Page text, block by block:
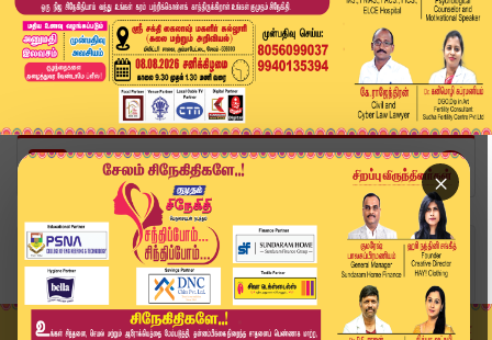
×
Home
வீடியோ ஸ்டோரி
ஆரஞ்சு அலர்ட் எச்சரிக்கை ⚠️| 10 மணி வரை மிக கன...